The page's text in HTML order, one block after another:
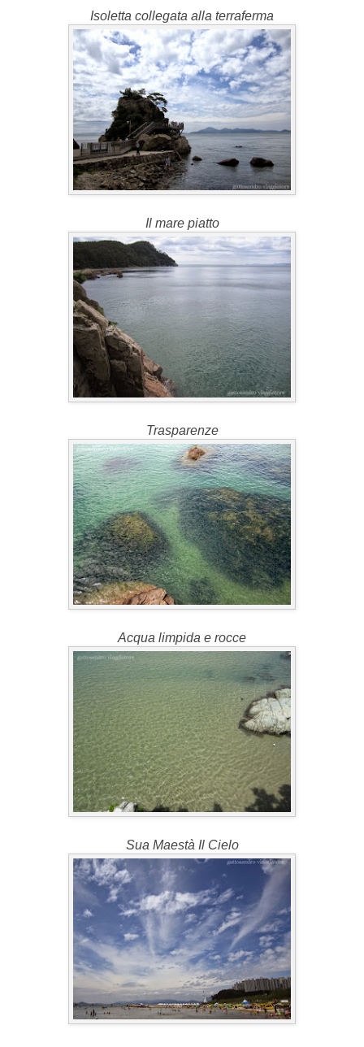
Isoletta collegata alla terraferma
Il mare piatto
Trasparenze
Acqua limpida e rocce
Sua Maestà Il Cielo